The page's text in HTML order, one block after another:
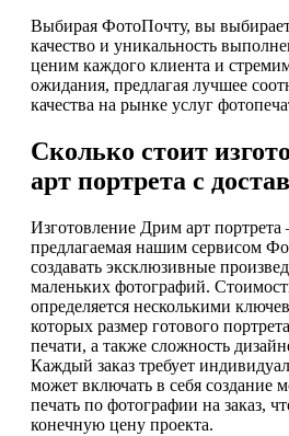
Выбирая ФотоПочту, вы
качество и уникальность
ценим каждого клиента и
ожидания, предлагая лучшее
качества на рынке услуг
Сколько стоит
арт портрета с
Изготовление Дрим арт портрета
предлагаемая нашим сервисом
создавать эксклюзивные
маленьких фотографий.
определяется несколькими
которых размер готового
печати, а также сложность
Каждый заказ требует
может включать в себя создание
печать по фотографии на заказ,
конечную цену проекта.